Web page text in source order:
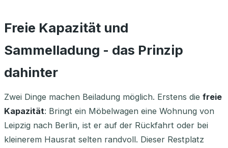
Freie Kapazität und
Sammelladung - das Prinzip
dahinter
Zwei Dinge machen Beiladung möglich. Erstens die freie
Kapazität: Bringt ein Möbelwagen eine Wohnung von
Leipzig nach Berlin, ist er auf der Rückfahrt oder bei
kleinerem Hausrat selten randvoll. Dieser Restplatz